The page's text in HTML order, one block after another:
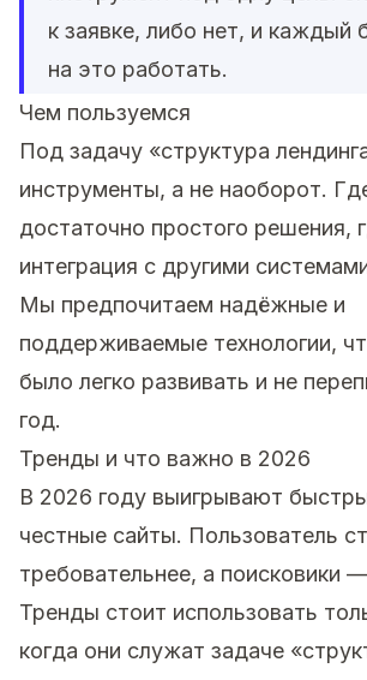
к заявке, либо нет, и каждый
на это работать.
Чем пользуемся
Под задачу «структура
инструменты, а не наоборот.
достаточно простого решения,
интеграция с другими
Мы предпочитаем надёжные и
поддерживаемые технологии,
было легко развивать и не
год.
Тренды и что важно в 2026
В 2026 году выигрывают
честные сайты. Пользователь
требовательнее, а поисковики
Тренды стоит использовать
когда они служат задаче